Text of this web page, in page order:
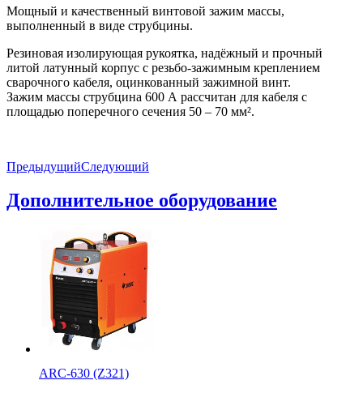
Мощный и качественный винтовой зажим массы,
выполненный в виде струбцины.
Резиновая изолирующая рукоятка, надёжный и прочный
литой латунный корпус с резьбо-зажимным креплением
сварочного кабеля, оцинкованный зажимной винт.
Зажим массы струбцина 600 А рассчитан для кабеля с
площадью поперечного сечения 50 – 70 мм².
ПредыдущийСледующий
Дополнительное оборудование
ARC-630 (Z321)